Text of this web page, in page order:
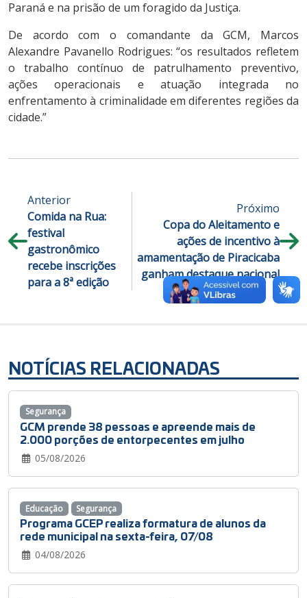
Paraná e na prisão de um foragido da Justiça.
De acordo com o comandante da GCM, Marcos
Alexandre Pavanello Rodrigues: “os resultados refletem
o trabalho contínuo de patrulhamento preventivo,
ações operacionais e atuação integrada no
enfrentamento à criminalidade em diferentes regiões da
cidade.”
Anterior
Comida na Rua:
festival
gastronômico
recebe inscrições
para a 8ª edição
Próximo
Copa do Aleitamento e
ações de incentivo à
amamentação de Piracicaba
ganham destaque nacional
NOTÍCIAS RELACIONADAS
GCM prende 38 pessoas e apreende mais de
2.000 porções de entorpecentes em julho
05/08/2026
Segurança
Programa GCEP realiza formatura de alunos da
rede municipal na sexta-feira, 07/08
04/08/2026
Educação Segurança